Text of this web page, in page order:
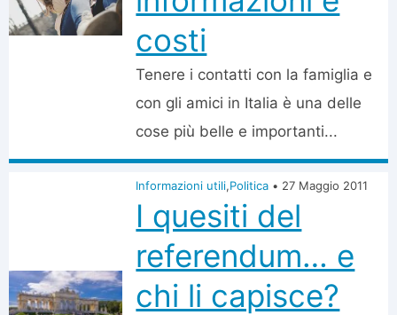
costi
Tenere i contatti con la famiglia e
con gli amici in Italia è una delle
cose più belle e importanti...
Informazioni utili,Politica • 27 Maggio 2011
I quesiti del
referendum… e
chi li capisce?